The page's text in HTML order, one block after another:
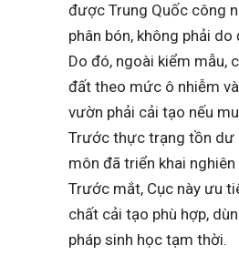
được Trung Quốc công
phân bón, không phải
Do đó, ngoài kiểm mẫu,
đất theo mức ô nhiễm
vườn phải cải tạo nếu
Trước thực trạng tồn dư
môn đã triển khai
Trước mắt, Cục này ưu
chất cải tạo phù hợp,
pháp sinh học tạm thời.